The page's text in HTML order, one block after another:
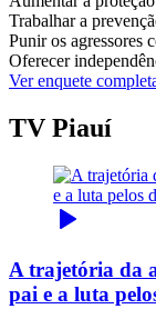
Trabalhar a
Punir os agressores
Oferecer
Ver enquete
TV Piauí
A trajetória da
pai e a luta